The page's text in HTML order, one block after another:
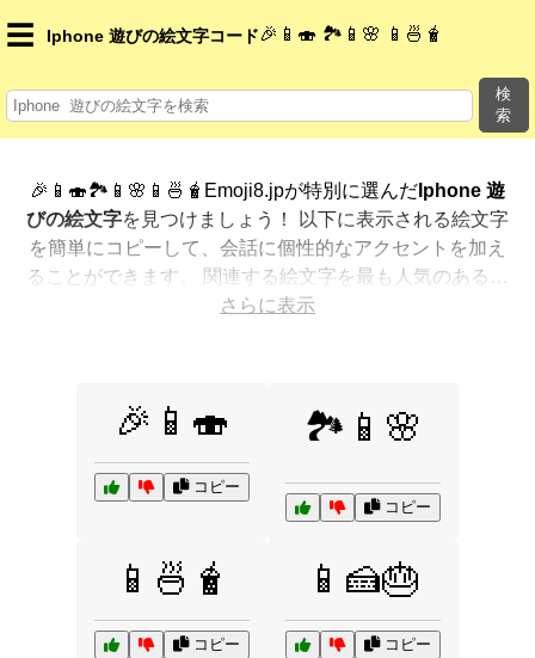
☰ Iphone 遊びの絵文字コード 🎉📱🍣 🏞️📱🌸 📱🍜🧋
検
索
🎉📱🍣🏞️📱🌸📱🍜🧋Emoji8.jpが特別に選んだ Iphone 遊
びの絵文字を見つけましょう！ 以下に表示される絵文字
を簡単にコピーして、会話に個性的なアクセントを加え
ることができます。 関連する絵文字を最も人気のある順
に表示しました。さらに多くのオプションが欲しいです
さらに表示
🎉📱🍣
コピー
🏞️📱🌸
コピー
📱🍜🧋
コピー
📱🍰🎂
コピー